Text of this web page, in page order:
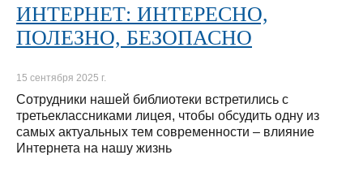
ИНТЕРНЕТ: ИНТЕРЕСНО,
ПОЛЕЗНО, БЕЗОПАСНО
15 сентября 2025 г.
Сотрудники нашей библиотеки встретились с
третьеклассниками лицея, чтобы обсудить одну из
самых актуальных тем современности – влияние
Интернета на нашу жизнь